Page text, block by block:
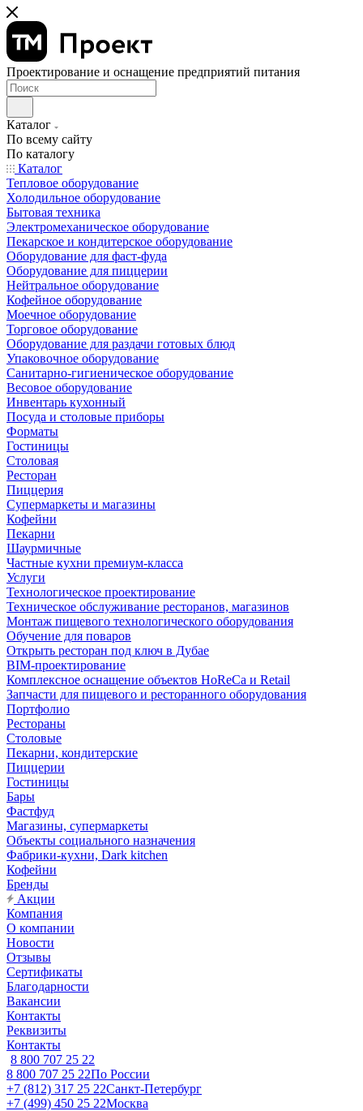
Проектирование и оснащение предприятий питания
Каталог
По всему сайту
По каталогу
Каталог
Тепловое оборудование
Холодильное оборудование
Бытовая техника
Электромеханическое оборудование
Пекарское и кондитерское оборудование
Оборудование для фаст-фуда
Оборудование для пиццерии
Нейтральное оборудование
Кофейное оборудование
Моечное оборудование
Торговое оборудование
Оборудование для раздачи готовых блюд
Упаковочное оборудование
Санитарно-гигиеническое оборудование
Весовое оборудование
Инвентарь кухонный
Посуда и столовые приборы
Форматы
Гостиницы
Столовая
Ресторан
Пиццерия
Супермаркеты и магазины
Кофейни
Пекарни
Шаурмичные
Частные кухни премиум-класса
Услуги
Технологическое проектирование
Техническое обслуживание ресторанов, магазинов
Монтаж пищевого технологического оборудования
Обучение для поваров
Открыть ресторан под ключ в Дубае
BIM-проектирование
Комплексное оснащение объектов HoReCa и Retail
Запчасти для пищевого и ресторанного оборудования
Портфолио
Рестораны
Столовые
Пекарни, кондитерские
Пиццерии
Гостиницы
Бары
Фастфуд
Магазины, супермаркеты
Объекты социального назначения
Фабрики-кухни, Dark kitchen
Кофейни
Бренды
Акции
Компания
О компании
Новости
Отзывы
Сертификаты
Благодарности
Вакансии
Контакты
Реквизиты
Контакты
8 800 707 25 22
8 800 707 25 22По России
+7 (812) 317 25 22Санкт-Петербург
+7 (499) 450 25 22Москва